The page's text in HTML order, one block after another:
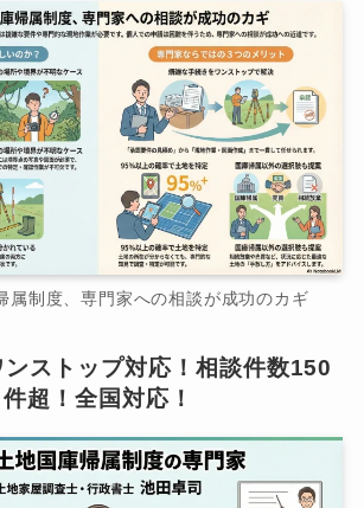
属制度、専門家への相談が成功のカギ
ンストップ対応！相談件数150
件超！全国対応！